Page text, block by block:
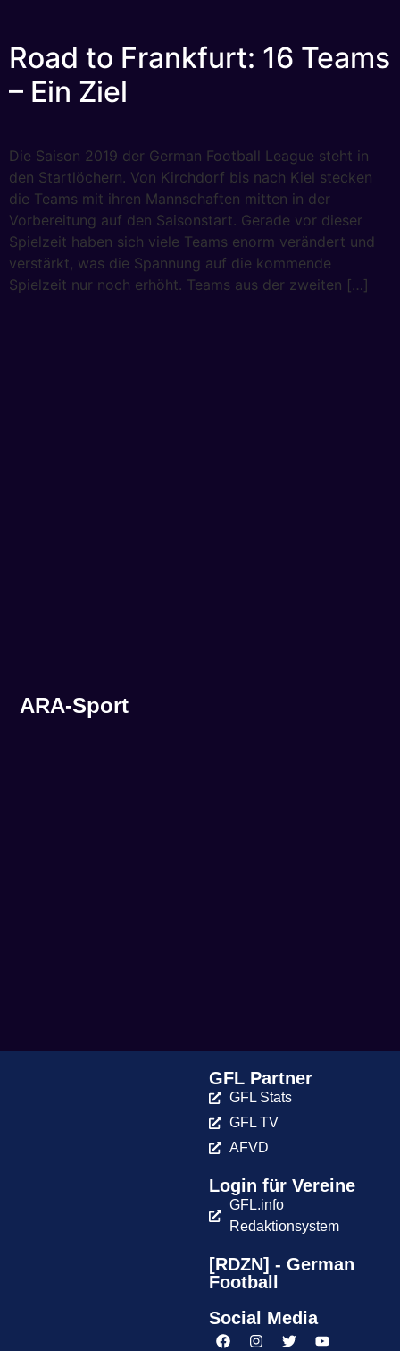
Road to Frankfurt: 16 Teams
– Ein Ziel
Die Saison 2019 der German Football League steht in
den Startlöchern. Von Kirchdorf bis nach Kiel stecken
die Teams mit ihren Mannschaften mitten in der
Vorbereitung auf den Saisonstart. Gerade vor dieser
Spielzeit haben sich viele Teams enorm verändert und
verstärkt, was die Spannung auf die kommende
Spielzeit nur noch erhöht. Teams aus der zweiten […]
ARA-Sport
GFL Partner
GFL Stats
GFL TV
AFVD
Login für Vereine
GFL.info
Redaktionsystem
[RDZN] - German
Football
Social Media